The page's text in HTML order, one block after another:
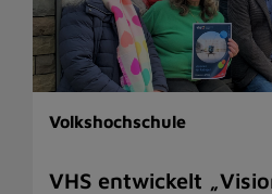
Volkshochschule
VHS entwickelt